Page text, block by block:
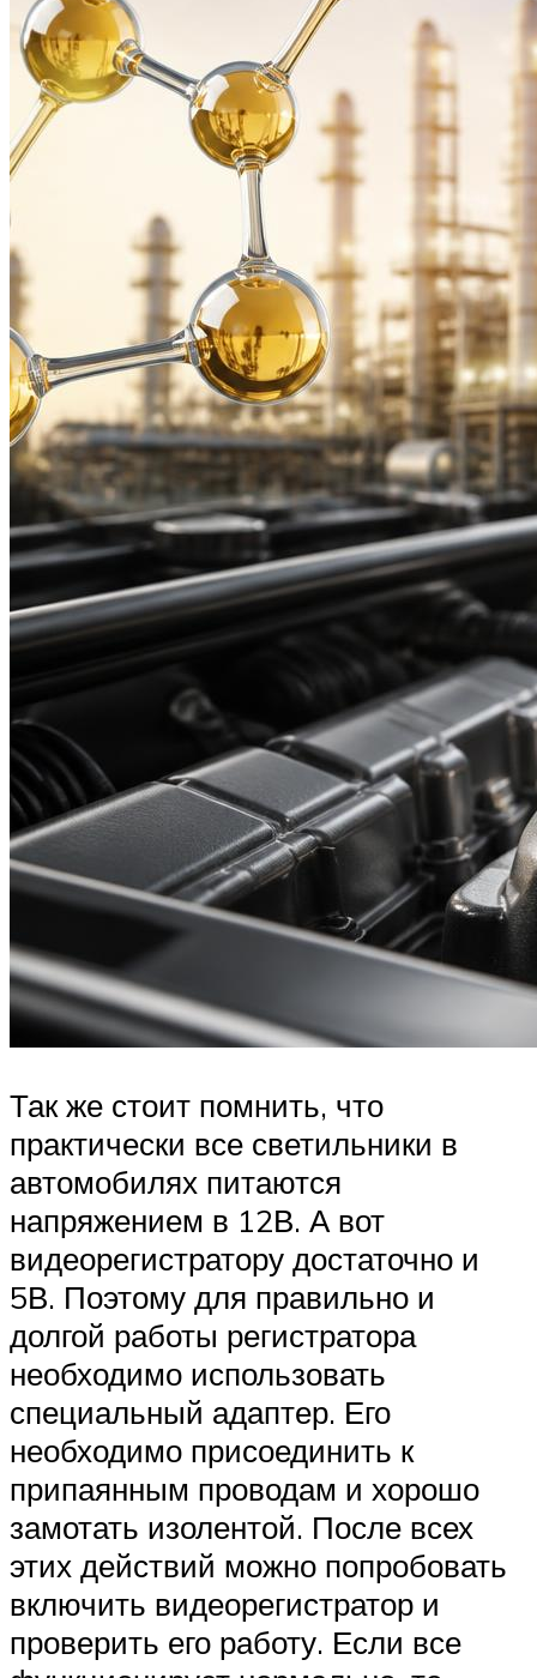
Так же стоит помнить, что
практически все светильники в
автомобилях питаются
напряжением в 12В. А вот
видеорегистратору достаточно и
5В. Поэтому для правильно и
долгой работы регистратора
необходимо использовать
специальный адаптер. Его
необходимо присоединить к
припаянным проводам и хорошо
замотать изолентой. После всех
этих действий можно попробовать
включить видеорегистратор и
проверить его работу. Если все